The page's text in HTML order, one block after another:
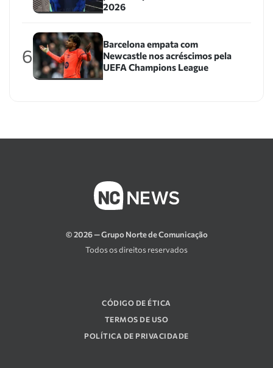
2026
6
Barcelona empata com
Newcastle nos acréscimos pela
UEFA Champions League
© 2026 — Grupo Norte de Comunicação
Todos os direitos reservados
CÓDIGO DE ÉTICA
TERMOS DE USO
POLÍTICA DE PRIVACIDADE